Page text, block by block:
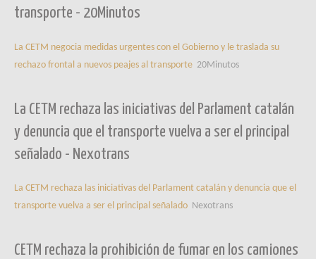
transporte - 20Minutos
La CETM negocia medidas urgentes con el Gobierno y le traslada su
rechazo frontal a nuevos peajes al transporte 20Minutos
La CETM rechaza las iniciativas del Parlament catalán
y denuncia que el transporte vuelva a ser el principal
señalado - Nexotrans
La CETM rechaza las iniciativas del Parlament catalán y denuncia que el
transporte vuelva a ser el principal señalado Nexotrans
CETM rechaza la prohibición de fumar en los camiones